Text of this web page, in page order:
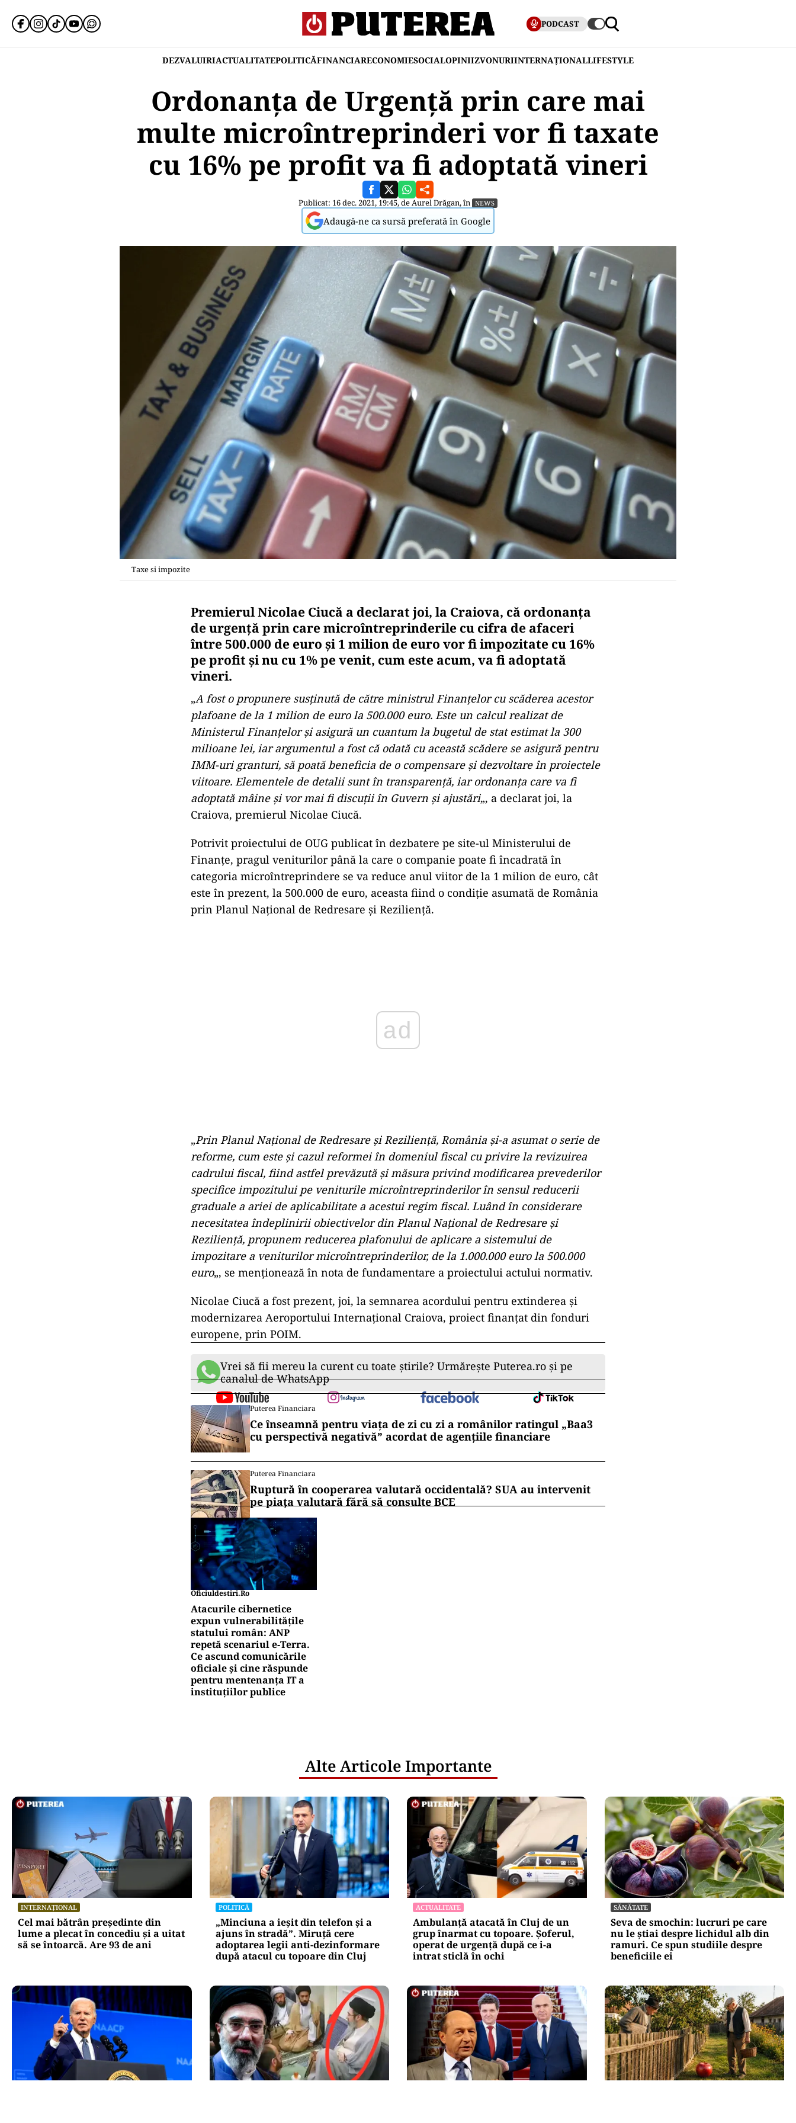
PODCAST
DEZVALUIRIACTUALITATEPOLITICĂFINANCIARECONOMIESOCIALOPINIIZVONURIINTERNAȚIONALLIFESTYLE
Ordonanța de Urgență prin care mai
multe microîntreprinderi vor fi taxate
cu 16% pe profit va fi adoptată vineri
Publicat: 16 dec. 2021, 19:45, deAurel Drăgan, în NEWS
Adaugă-ne ca sursă preferată în Google
Taxe si impozite
Premierul Nicolae Ciucă a declarat joi, la Craiova, că ordonanţa
de urgenţă prin care microîntreprinderile cu cifra de afaceri
între 500.000 de euro şi 1 milion de euro vor fi impozitate cu 16%
pe profit şi nu cu 1% pe venit, cum este acum, va fi adoptată
vineri.
„A fost o propunere susţinută de către ministrul Finanţelor cu scăderea acestor
plafoane de la 1 milion de euro la 500.000 euro. Este un calcul realizat de
Ministerul Finanţelor şi asigură un cuantum la bugetul de stat estimat la 300
milioane lei, iar argumentul a fost că odată cu această scădere se asigură pentru
IMM-uri granturi, să poată beneficia de o compensare şi dezvoltare în proiectele
viitoare. Elementele de detalii sunt în transparenţă, iar ordonanţa care va fi
adoptată mâine şi vor mai fi discuţii în Guvern şi ajustări„, a declarat joi, la
Craiova, premierul Nicolae Ciucă.
Potrivit proiectului de OUG publicat în dezbatere pe site-ul Ministerului de
Finanţe, pragul veniturilor până la care o companie poate fi încadrată în
categoria microîntreprindere se va reduce anul viitor de la 1 milion de euro, cât
este în prezent, la 500.000 de euro, aceasta fiind o condiţie asumată de România
prin Planul Naţional de Redresare şi Rezilienţă.
„Prin Planul Naţional de Redresare şi Rezilienţă, România şi-a asumat o serie de
reforme, cum este şi cazul reformei în domeniul fiscal cu privire la revizuirea
cadrului fiscal, fiind astfel prevăzută şi măsura privind modificarea prevederilor
specifice impozitului pe veniturile microîntreprinderilor în sensul reducerii
graduale a ariei de aplicabilitate a acestui regim fiscal. Luând în considerare
necesitatea îndeplinirii obiectivelor din Planul Naţional de Redresare şi
Rezilienţă, propunem reducerea plafonului de aplicare a sistemului de
impozitare a veniturilor microîntreprinderilor, de la 1.000.000 euro la 500.000
euro„, se menţionează în nota de fundamentare a proiectului actului normativ.
Nicolae Ciucă a fost prezent, joi, la semnarea acordului pentru extinderea şi
modernizarea Aeroportului Internaţional Craiova, proiect finanţat din fonduri
europene, prin POIM.
Vrei să fii mereu la curent cu toate știrile? Urmărește Puterea.ro și pe
canalul de WhatsApp
Puterea Financiara
Ce înseamnă pentru viața de zi cu zi a românilor ratingul „Baa3
cu perspectivă negativă” acordat de agențiile financiare
Puterea Financiara
Ruptură în cooperarea valutară occidentală? SUA au intervenit
pe piața valutară fără să consulte BCE
Oficiuldestiri.ro
Atacurile cibernetice
expun vulnerabilitățile
statului român: ANP
repetă scenariul e‑Terra.
Ce ascund comunicările
oficiale și cine răspunde
pentru mentenanța IT a
instituțiilor publice
Alte Articole Importante
INTERNAȚIONAL
Cel mai bătrân președinte din
lume a plecat în concediu și a uitat
să se întoarcă. Are 93 de ani
POLITICĂ
„Minciuna a ieșit din telefon și a
ajuns în stradă”. Miruță cere
adoptarea legii anti-dezinformare
după atacul cu topoare din Cluj
ACTUALITATE
Ambulanță atacată în Cluj de un
grup înarmat cu topoare. Șoferul,
operat de urgență după ce i-a
intrat sticlă în ochi
SĂNĂTATE
Seva de smochin: lucruri pe care
nu le știai despre lichidul alb din
ramuri. Ce spun studiile despre
beneficiile ei